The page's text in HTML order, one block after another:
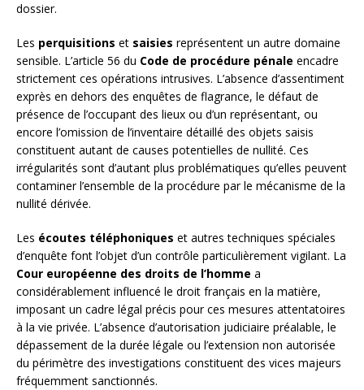
dossier.
Les perquisitions et saisies représentent un autre domaine
sensible. L’article 56 du Code de procédure pénale encadre
strictement ces opérations intrusives. L’absence d’assentiment
exprès en dehors des enquêtes de flagrance, le défaut de
présence de l’occupant des lieux ou d’un représentant, ou
encore l’omission de l’inventaire détaillé des objets saisis
constituent autant de causes potentielles de nullité. Ces
irrégularités sont d’autant plus problématiques qu’elles peuvent
contaminer l’ensemble de la procédure par le mécanisme de la
nullité dérivée.
Les écoutes téléphoniques et autres techniques spéciales
d’enquête font l’objet d’un contrôle particulièrement vigilant. La
Cour européenne des droits de l’homme a
considérablement influencé le droit français en la matière,
imposant un cadre légal précis pour ces mesures attentatoires
à la vie privée. L’absence d’autorisation judiciaire préalable, le
dépassement de la durée légale ou l’extension non autorisée
du périmètre des investigations constituent des vices majeurs
fréquemment sanctionnés.